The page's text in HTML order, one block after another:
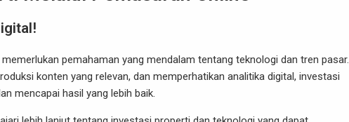
pemahaman yang mendalam tentang teknologi dan tren pasar.
konten yang relevan, dan memperhatikan analitika digital, investasi
mencapai hasil yang lebih baik.